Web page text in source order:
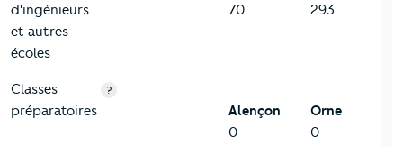
d'ingénieurs
et autres
écoles
70
293
Classes
préparatoires
?
Alençon
0
Orne
0